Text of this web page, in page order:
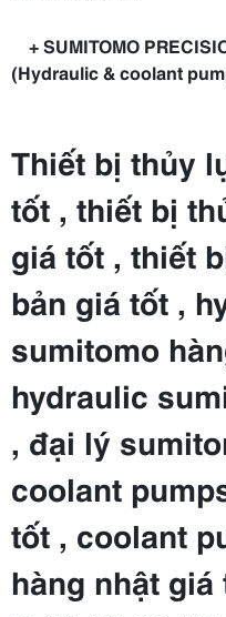
+ SUMITOMO
(Hydraulic & coolant
Thiết bị thủy
tốt , thiết bị
giá tốt , thiết
bản giá tốt ,
sumitomo
hydraulic
, đại lý
coolant
tốt , coolant
hàng nhật giá